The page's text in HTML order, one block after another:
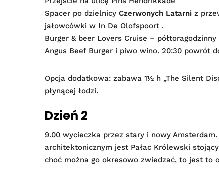
Spacer po dzielnicy Czerwonych Latarni z
jałowcówki w In De Olofspoort .
Burger & beer Lovers Cruise – półtoragodzinny
Angus Beef Burger i piwo wino. 20:30 powrót
Opcja dodatkowa: zabawa 1½ h „The Silent
płynącej łodzi.
Dzień 2
9.00 wycieczka przez stary i nowy
architektonicznym jest Pałac Królewski
choć można go okresowo zwiedzać, to jest to